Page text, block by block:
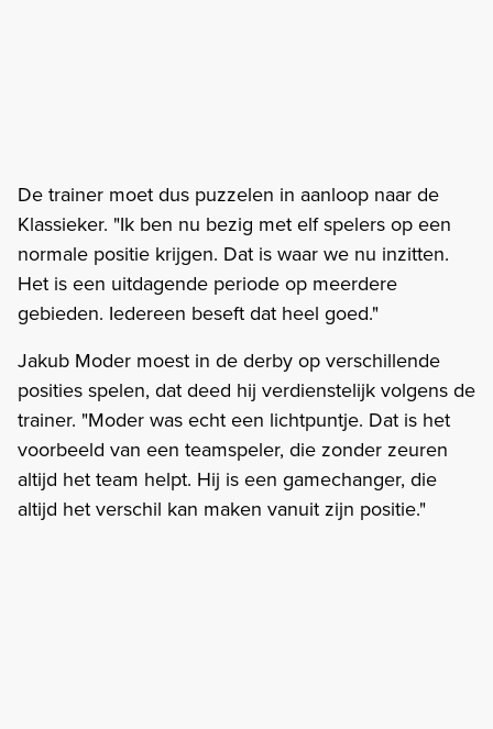
De trainer moet dus puzzelen in aanloop naar de
Klassieker. "Ik ben nu bezig met elf spelers op een
normale positie krijgen. Dat is waar we nu inzitten.
Het is een uitdagende periode op meerdere
gebieden. Iedereen beseft dat heel goed."
Jakub Moder moest in de derby op verschillende
posities spelen, dat deed hij verdienstelijk volgens de
trainer. "Moder was echt een lichtpuntje. Dat is het
voorbeeld van een teamspeler, die zonder zeuren
altijd het team helpt. Hij is een gamechanger, die
altijd het verschil kan maken vanuit zijn positie."